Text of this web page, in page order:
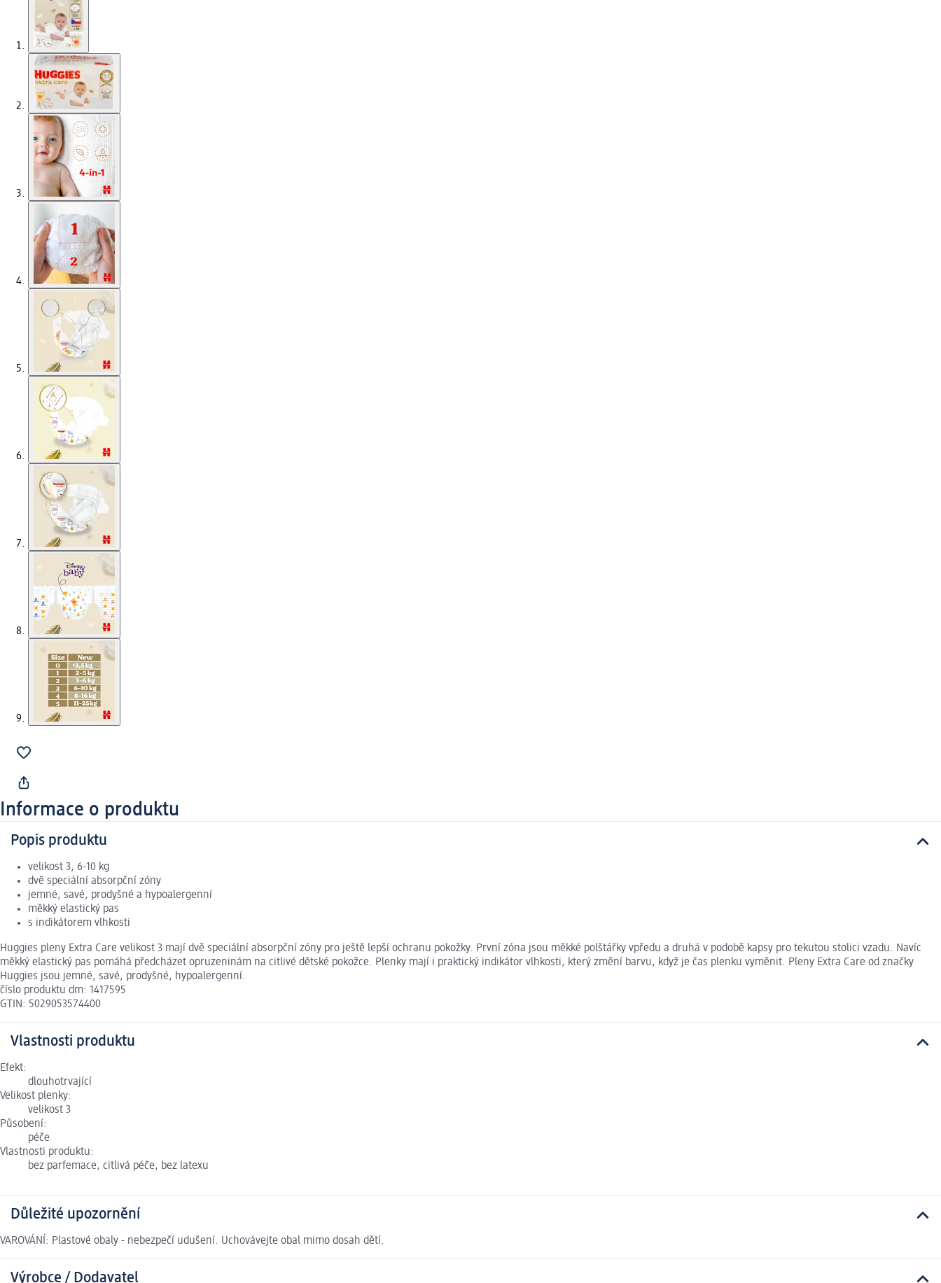
Informace o produktu
Popis produktu
velikost 3, 6-10 kg
dvě speciální absorpční zóny
jemné, savé, prodyšné a hypoalergenní
měkký elastický pas
s indikátorem vlhkosti
Huggies pleny Extra Care velikost 3 mají dvě speciální absorpční zóny pro ještě lepší ochranu pokožky. První zóna jsou měkké polštářky vpředu a druhá v podobě kapsy pro tekutou stolici vzadu. Navíc
měkký elastický pas pomáhá předcházet opruzeninám na citlivé dětské pokožce. Plenky mají i praktický indikátor vlhkosti, který změní barvu, když je čas plenku vyměnit. Pleny Extra Care od značky
Huggies jsou jemné, savé, prodyšné, hypoalergenní.
číslo produktu dm: 1417595
GTIN: 5029053574400
Vlastnosti produktu
Efekt:
dlouhotrvající
Velikost plenky:
velikost 3
Působení:
péče
Vlastnosti produktu:
bez parfemace, citlivá péče, bez latexu
Důležité upozornění
VAROVÁNÍ: Plastové obaly - nebezpečí udušení. Uchovávejte obal mimo dosah dětí.
Výrobce / Dodavatel